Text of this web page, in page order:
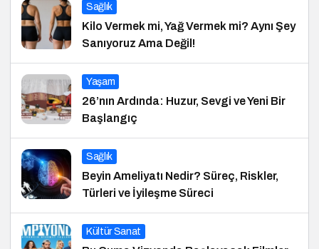
Sağlık
Kilo Vermek mi, Yağ Vermek mi? Aynı Şey
Sanıyoruz Ama Değil!
Yaşam
26’nın Ardında: Huzur, Sevgi ve Yeni Bir
Başlangıç
Sağlık
Beyin Ameliyatı Nedir? Süreç, Riskler,
Türleri ve İyileşme Süreci
Kültür Sanat